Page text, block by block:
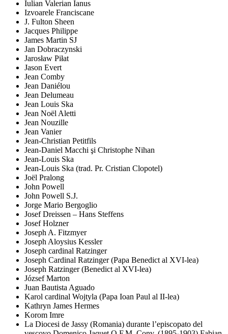
Iulian Valerian Ianus
Izvoarele Franciscane
J. Fulton Sheen
Jacques Philippe
James Martin SJ
Jan Dobraczynski
Jarosław Piłat
Jason Evert
Jean Comby
Jean Daniélou
Jean Delumeau
Jean Louis Ska
Jean Noël Aletti
Jean Nouzille
Jean Vanier
Jean-Christian Petitfils
Jean-Daniel Macchi şi Christophe Nihan
Jean-Louis Ska
Jean-Louis Ska (trad. Pr. Cristian Clopotel)
Joël Pralong
John Powell
John Powell S.J.
Jorge Mario Bergoglio
Josef Dreissen – Hans Steffens
Josef Holzner
Joseph A. Fitzmyer
Joseph Aloysius Kessler
Joseph cardinal Ratzinger
Joseph Cardinal Ratzinger (Papa Benedict al XVI-lea)
Joseph Ratzinger (Benedict al XVI-lea)
József Marton
Juan Bautista Aguado
Karol cardinal Wojtyla (Papa Ioan Paul al II-lea)
Kathryn James Hermes
Korom Imre
La Diocesi de Jassy (Romania) durante l’episcopato del